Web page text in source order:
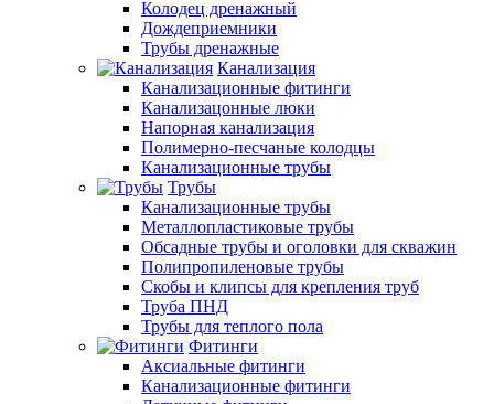
Колодец дренажный
Дождеприемники
Трубы дренажные
Канализация
Канализационные фитинги
Канализацонные люки
Напорная канализация
Полимерно-песчаные колодцы
Канализационные трубы
Трубы
Канализационные трубы
Металлопластиковые трубы
Обсадные трубы и оголовки для скважин
Полипропиленовые трубы
Скобы и клипсы для крепления труб
Труба ПНД
Трубы для теплого пола
Фитинги
Аксиальные фитинги
Канализационные фитинги